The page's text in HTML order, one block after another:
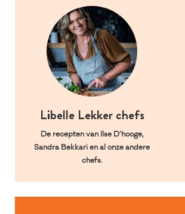
Libelle Lekker chefs
De recepten van Ilse D’hooge,
Sandra Bekkari en al onze andere
chefs.